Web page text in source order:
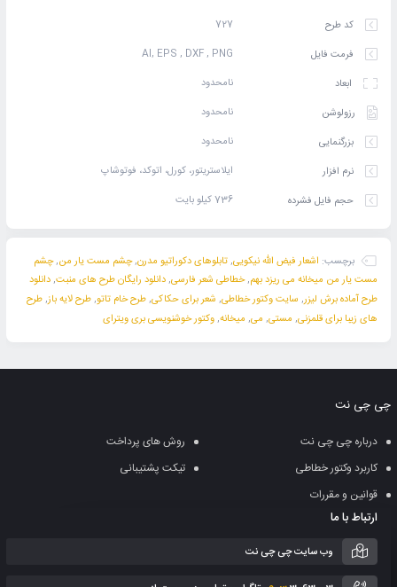
کد طرح
727
فرمت فایل
AI, EPS , DXF , PNG
ابعاد
نامحدود
رزولوشن
نامحدود
بزرگنمایی
نامحدود
نرم افزار
ایلاستریتور، کورل، اتوکد، فوتوشاپ
حجم فایل فشرده
736 کیلو بایت
برچسب: اشعار فیض الله نیکویی,تابلوهای دکوراتیو مدرن,چشم مست یار من,چشم
مست یار من میخانه می ریزد بهم,خطاطی شعر فارسی,دانلود رایگان طرح های منبت,دانلود
طرح آماده برش لیزر, سایت وکتور خطاطی, شعر برای حکاکی,طرح خام تاتو,طرح لایه باز,طرح
های زیبا برای قلمزنی, مستی, می, میخانه,وکتور خوشنویسی بری ویترای
چی چی نت
درباره چی چی نت
روش های پرداخت
کاربرد وکتور خطاطی
تیکت پشتیبانی
قوانین و مقررات
ارتباط با ما
وب سایت چی چی نت